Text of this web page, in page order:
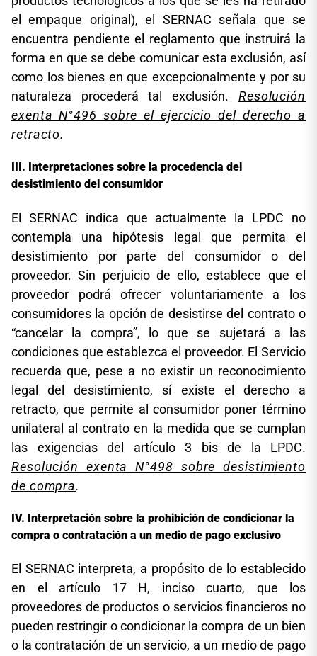
el empaque original), el SERNAC señala que se
encuentra pendiente el reglamento que instruirá la
forma en que se debe comunicar esta exclusión, así
como los bienes en que excepcionalmente y por su
naturaleza procederá tal exclusión. Resolución
exenta N°496 sobre el ejercicio del derecho a
retracto.
Interpretaciones sobre la procedencia del
desistimiento del consumidor
El SERNAC indica que actualmente la LPDC no
contempla una hipótesis legal que permita el
desistimiento por parte del consumidor o del
proveedor. Sin perjuicio de ello, establece que el
proveedor podrá ofrecer voluntariamente a los
consumidores la opción de desistirse del contrato o
“cancelar la compra”, lo que se sujetará a las
condiciones que establezca el proveedor. El Servicio
recuerda que, pese a no existir un reconocimiento
legal del desistimiento, sí existe el derecho a
retracto, que permite al consumidor poner término
unilateral al contrato en la medida que se cumplan
las exigencias del artículo 3 bis de la LPDC.
Resolución exenta N°498 sobre desistimiento
de compra.
Interpretación sobre la prohibición de condicionar la
compra o contratación a un medio de pago exclusivo
El SERNAC interpreta, a propósito de lo establecido
en el artículo 17 H, inciso cuarto, que los
proveedores de productos o servicios financieros no
pueden restringir o condicionar la compra de un bien
o la contratación de un servicio, a un medio de pago